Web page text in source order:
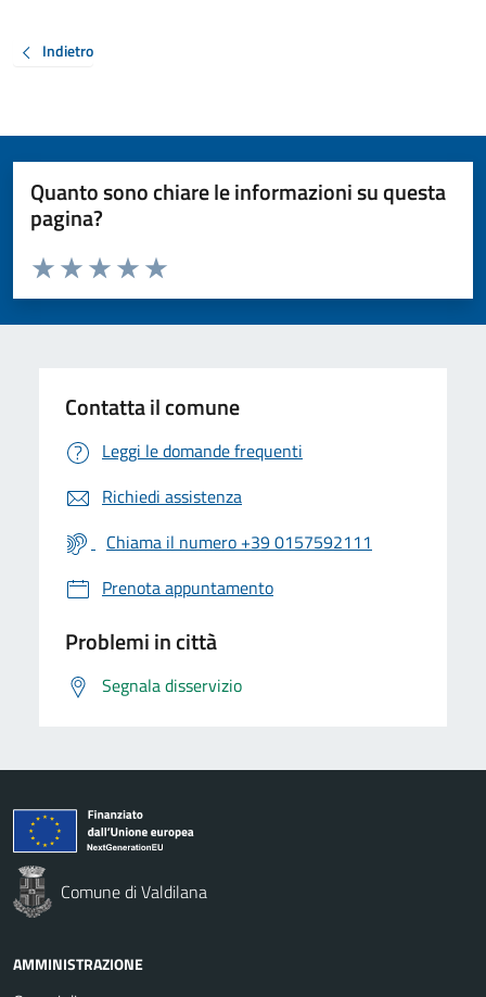
Indietro
Quanto sono chiare le informazioni su questa
pagina?
Valuta da 1 a 5 stelle la pagina
Valuta 5 stelle su 5
Valuta 4 stelle su 5
Valuta 3 stelle su 5
Valuta 2 stelle su 5
Valuta 1 stelle su 5
Contatta il comune
Leggi le domande frequenti
Richiedi assistenza
Chiama il numero +39 0157592111
Prenota appuntamento
Problemi in città
Segnala disservizio
Comune di Valdilana
AMMINISTRAZIONE